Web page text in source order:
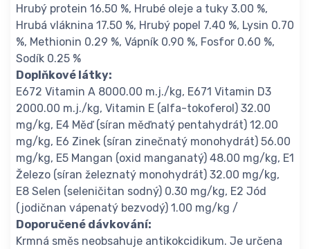
Hrubý protein 16.50 %, Hrubé oleje a tuky 3.00 %,
Hrubá vláknina 17.50 %, Hrubý popel 7.40 %, Lysin 0.70
%, Methionin 0.29 %, Vápník 0.90 %, Fosfor 0.60 %,
Sodík 0.25 %
Doplňkové látky:
E672 Vitamin A 8000.00 m.j./kg, E671 Vitamin D3
2000.00 m.j./kg, Vitamin E (alfa-tokoferol) 32.00
mg/kg, E4 Měď (síran měďnatý pentahydrát) 12.00
mg/kg, E6 Zinek (síran zinečnatý monohydrát) 56.00
mg/kg, E5 Mangan (oxid manganatý) 48.00 mg/kg, E1
Železo (síran železnatý monohydrát) 32.00 mg/kg,
E8 Selen (seleničitan sodný) 0.30 mg/kg, E2 Jód
(jodičnan vápenatý bezvodý) 1.00 mg/kg /
Doporučené dávkování:
Krmná směs neobsahuje antikokcidikum. Je určena